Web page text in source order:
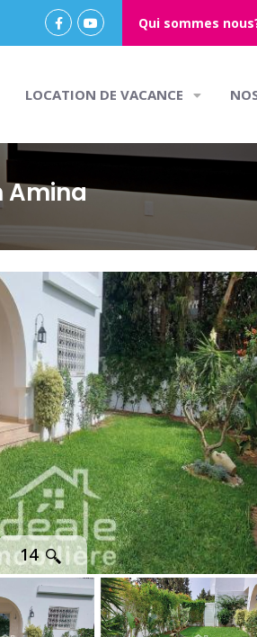
Qui sommes
LOCATION DE VACANCE
Amina
14